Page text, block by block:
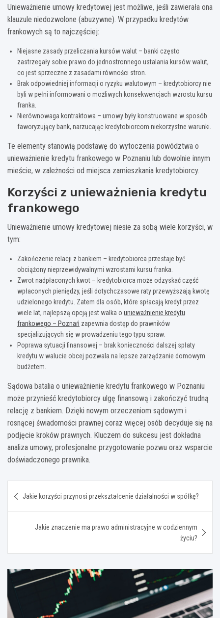
Unieważnienie umowy kredytowej jest możliwe, jeśli zawierała ona
klauzule niedozwolone (abuzywne). W przypadku kredytów
frankowych są to najczęściej:
Niejasne zasady przeliczania kursów walut – banki często
zastrzegały sobie prawo do jednostronnego ustalania kursów walut,
co jest sprzeczne z zasadami równości stron.
Brak odpowiedniej informacji o ryzyku walutowym – kredytobiorcy nie
byli w pełni informowani o możliwych konsekwencjach wzrostu kursu
franka.
Nierównowaga kontraktowa – umowy były konstruowane w sposób
faworyzujący bank, narzucając kredytobiorcom niekorzystne warunki.
Te elementy stanowią podstawę do wytoczenia powództwa o
unieważnienie kredytu frankowego w Poznaniu lub dowolnie innym
mieście, w zależności od miejsca zamieszkania kredytobiorcy.
Korzyści z unieważnienia kredytu
frankowego
Unieważnienie umowy kredytowej niesie za sobą wiele korzyści, w
tym:
Zakończenie relacji z bankiem – kredytobiorca przestaje być
obciążony nieprzewidywalnymi wzrostami kursu franka.
Zwrot nadpłaconych kwot – kredytobiorca może odzyskać część
wpłaconych pieniędzy, jeśli dotychczasowe raty przewyższają kwotę
udzielonego kredytu. Zatem dla osób, które spłacają kredyt przez
wiele lat, najlepszą opcją jest walka o unieważnienie kredytu
frankowego – Poznań zapewnia dostęp do prawników
specjalizujących się w prowadzeniu tego typu spraw.
Poprawa sytuacji finansowej – brak konieczności dalszej spłaty
kredytu w walucie obcej pozwala na lepsze zarządzanie domowym
budżetem.
Sądowa batalia o unieważnienie kredytu frankowego w Poznaniu
może przynieść kredytobiorcy ulgę finansową i zakończyć trudną
relację z bankiem. Dzięki nowym orzeczeniom sądowym i
rosnącej świadomości prawnej coraz więcej osób decyduje się na
podjęcie kroków prawnych. Kluczem do sukcesu jest dokładna
analiza umowy, profesjonalne przygotowanie pozwu oraz wsparcie
doświadczonego prawnika.
wpisu
Jakie korzyści przynosi przekształcenie działalności w spółkę?
Jakie znaczenie ma prawo administracyjne w codziennym
życiu?